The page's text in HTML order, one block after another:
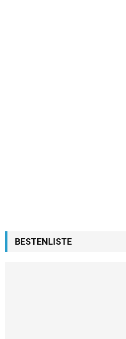
BESTENLISTE